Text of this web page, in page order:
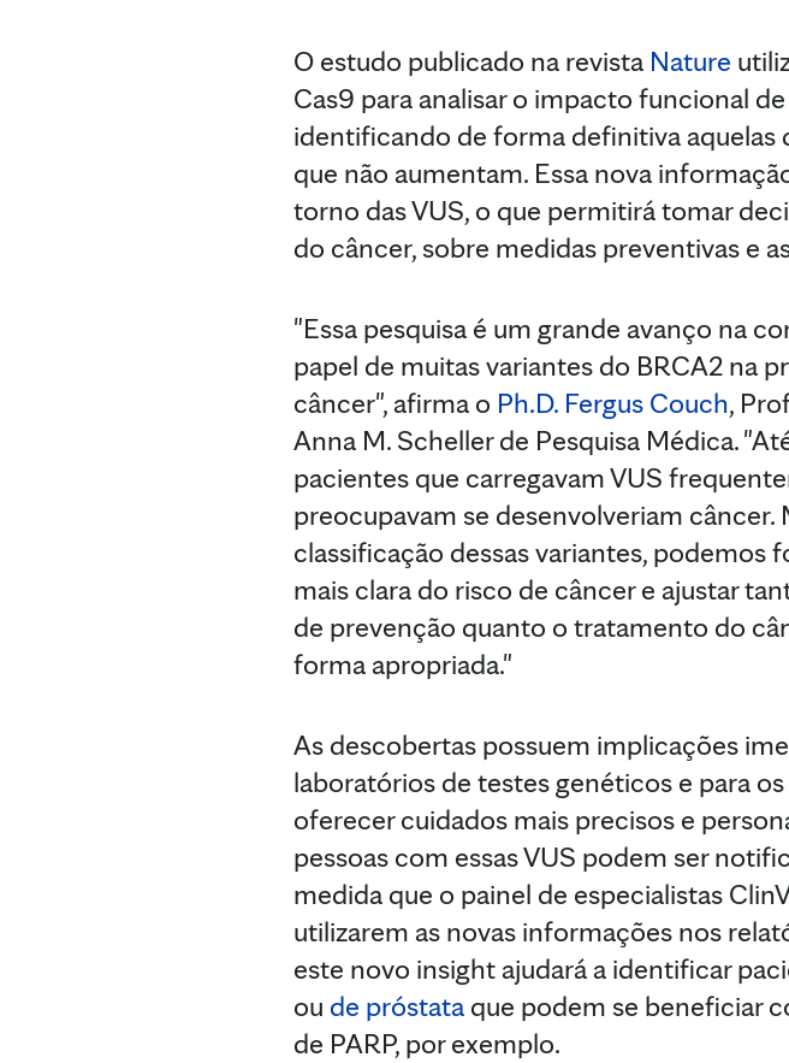
O estudo publicado na revista Nature
Cas9 para analisar o impacto funcional
identificando de forma definitiva aquelas
que não aumentam. Essa nova
torno das VUS, o que permitirá tomar
do câncer, sobre medidas preventivas e
"Essa pesquisa é um grande avanço na
papel de muitas variantes do BRCA2 na
câncer", afirma o Ph.D. Fergus Couch,
Anna M. Scheller de Pesquisa Médica.
pacientes que carregavam VUS
preocupavam se desenvolveriam câncer.
classificação dessas variantes, podemos
mais clara do risco de câncer e ajustar
de prevenção quanto o tratamento do
forma apropriada."
As descobertas possuem implicações
laboratórios de testes genéticos e para
oferecer cuidados mais precisos e
pessoas com essas VUS podem ser
medida que o painel de especialistas
utilizarem as novas informações nos
este novo insight ajudará a identificar
ou de próstata que podem se beneficiar
de PARP, por exemplo.